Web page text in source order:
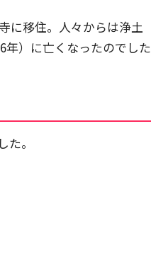
に移住。人々からは浄土
年）に亡くなったのでした
。